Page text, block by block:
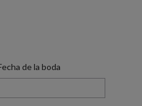
de la boda